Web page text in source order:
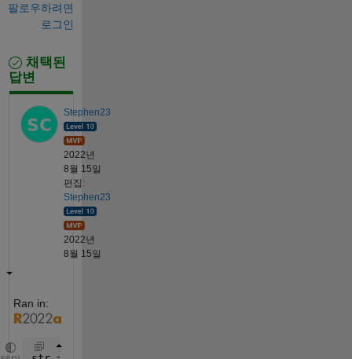
팔로우하려면
로그인
채택된
답변
Stephen23
2022년
8월 15일
편집:
Stephen23
2022년
8월 15일
Ran in: